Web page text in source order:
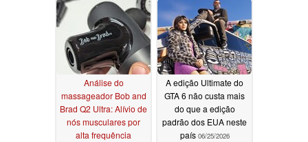
massiva
08/01/2026
Análise do
massageador Bob and
Brad Q2 Ultra: Alívio de
nós musculares por
alta frequência
A edição Ultimate do
GTA 6 não custa mais
do que a edição
padrão dos EUA neste
país 06/25/2026